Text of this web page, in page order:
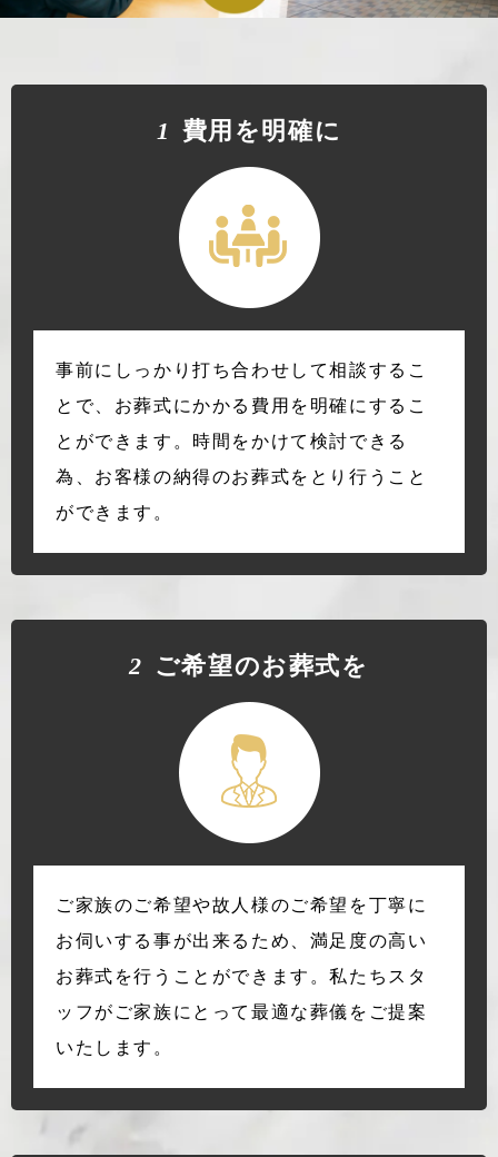
1 費⽤を明確に
事前にしっかり打ち合わせして相談するこ
とで、お葬式にかかる費用を明確にするこ
とができます。時間をかけて検討できる
為、お客様の納得のお葬式をとり行うこと
ができます。
2 ご希望のお葬式を
ご家族のご希望や故人様のご希望を丁寧に
お伺いする事が出来るため、満足度の高い
お葬式を行うことができます。私たちスタ
ッフがご家族にとって最適な葬儀をご提案
いたします。